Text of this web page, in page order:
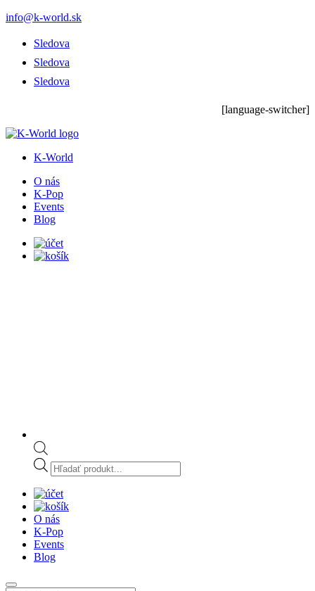
info@k-world.sk
Sledova
Sledova
Sledova
[language-switcher]
K-World
O nás
K-Pop
Events
Blog
Products
search
O nás
K-Pop
Events
Blog